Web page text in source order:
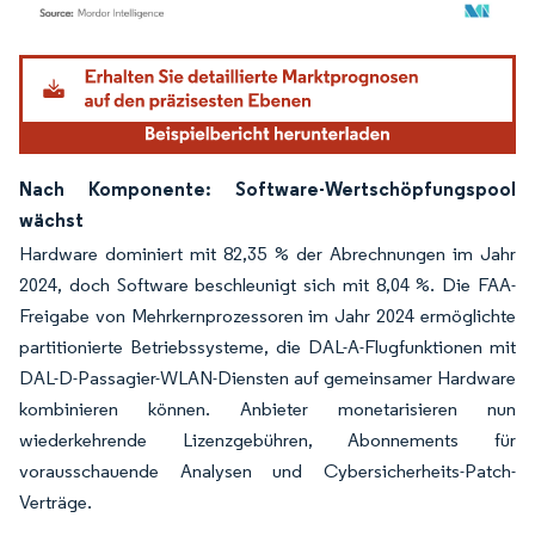
Bild © Mordor Intelligence. Wiederverwendung erfordert Namensnennung gemäß
Nach Komponente: Software-Wertschöpfungspool
wächst
Hardware dominiert mit 82,35 % der Abrechnungen im Jahr
2024, doch Software beschleunigt sich mit 8,04 %. Die FAA-
Freigabe von Mehrkernprozessoren im Jahr 2024 ermöglichte
partitionierte Betriebssysteme, die DAL-A-Flugfunktionen mit
DAL-D-Passagier-WLAN-Diensten auf gemeinsamer Hardware
kombinieren können. Anbieter monetarisieren nun
wiederkehrende Lizenzgebühren, Abonnements für
vorausschauende Analysen und Cybersicherheits-Patch-
Verträge.